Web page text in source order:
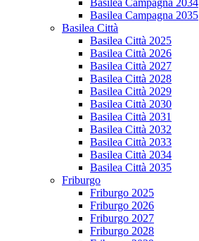
Basilea Campagna 2034
Basilea Campagna 2035
Basilea Città
Basilea Città 2025
Basilea Città 2026
Basilea Città 2027
Basilea Città 2028
Basilea Città 2029
Basilea Città 2030
Basilea Città 2031
Basilea Città 2032
Basilea Città 2033
Basilea Città 2034
Basilea Città 2035
Friburgo
Friburgo 2025
Friburgo 2026
Friburgo 2027
Friburgo 2028